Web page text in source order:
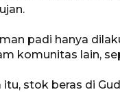
padi hanya
komunitas lain,
itu, stok beras di